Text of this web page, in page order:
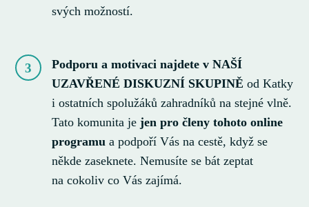
svých možností.
3
Podporu a motivaci najdete v NAŠÍ
UZAVŘENÉ DISKUZNÍ SKUPINĚ od Katky
i ostatních spolužáků zahradníků na stejné vlně.
Tato komunita jejen pro členy tohoto online
programu a podpoří Vás na cestě, když se
někde zaseknete. Nemusíte se bát zeptat
na cokoliv co Vás zajímá.